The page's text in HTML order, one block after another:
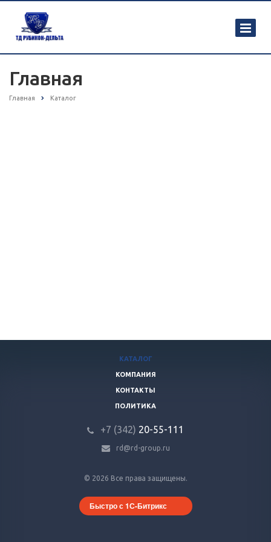
Главная
Главная Каталог
© 2026 Все права защищены.
Быстро с 1С-Битрикс
КАТАЛОГ
КОМПАНИЯ
КОНТАКТЫ
ПОЛИТИКА
+7 (342) 20-55-111
rd@rd-group.ru